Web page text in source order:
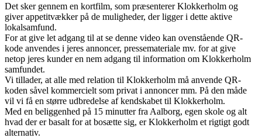
Det sker gennem en kortfilm, som præsenterer Klokkerholm og
giver appetitvækker på de muligheder, der ligger i dette aktive
lokalsamfund.
For at give let adgang til at se denne video kan ovenstående QR-
kode anvendes i jeres annoncer, pressemateriale mv. for at give
netop jeres kunder en nem adgang til information om Klokkerholm
samfundet.
Vi tillader, at alle med relation til Klokkerholm må anvende QR-
koden såvel kommercielt som privat i annoncer mm. På den måde
vil vi få en større udbredelse af kendskabet til Klokkerholm.
Med en beliggenhed på 15 minutter fra Aalborg, egen skole og alt
hvad der er basalt for at bosætte sig, er Klokkerholm et rigtigt godt
alternativ.